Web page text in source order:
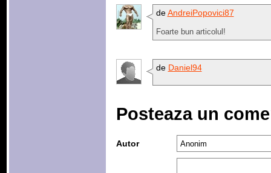
deAndreiPopovici87
Foarte bun articolul!
de Daniel94
Posteaza un
Autor